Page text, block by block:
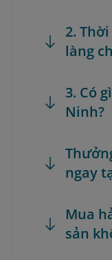
2.
làng
3. Có
Ninh?
ngay
Mua
sản